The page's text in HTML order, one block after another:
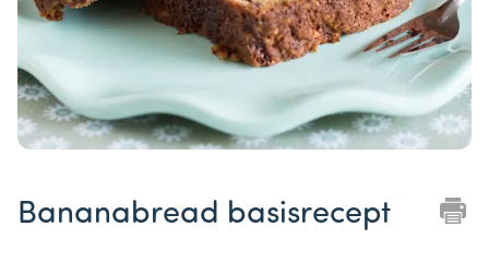
Bananabread basisrecept
of